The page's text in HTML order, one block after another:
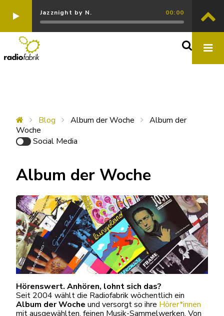
Jazznight by N. 00:00
Blog Album der Woche
Album der
Woche
Social Media
Album der Woche
Hörenswert. Anhören, lohnt sich das?
Seit 2004 wählt die Radiofabrik wöchentlich ein
Album der Woche und versorgt so ihre Hörer*innen
mit ausgewählten, feinen Musik-Sammelwerken. Von